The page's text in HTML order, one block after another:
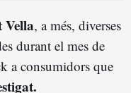
Vella, a més, diverses
durant el mes de
a consumidors que